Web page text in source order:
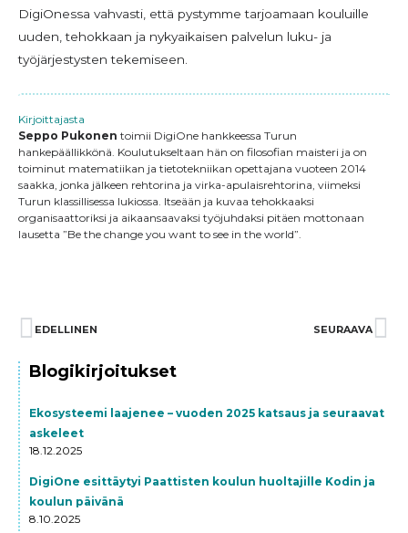
DigiOnessa vahvasti, että pystymme tarjoamaan kouluille
uuden, tehokkaan ja nykyaikaisen palvelun luku- ja
työjärjestysten tekemiseen.
Kirjoittajasta
Seppo Pukonen toimii DigiOne hankkeessa Turun
hankepäällikkönä. Koulutukseltaan hän on filosofian maisteri ja on
toiminut matematiikan ja tietotekniikan opettajana vuoteen 2014
saakka, jonka jälkeen rehtorina ja virka-apulaisrehtorina, viimeksi
Turun klassillisessa lukiossa. Itseään ja kuvaa tehokkaaksi
organisaattoriksi ja aikaansaavaksi työjuhdaksi pitäen mottonaan
lausetta ”Be the change you want to see in the world”.
Prev
EDELLINEN SEURAAVA
Blogikirjoitukset
Ekosysteemi laajenee – vuoden 2025 katsaus ja seuraavat
askeleet
18.12.2025
DigiOne esittäytyi Paattisten koulun huoltajille Kodin ja
koulun päivänä
8.10.2025